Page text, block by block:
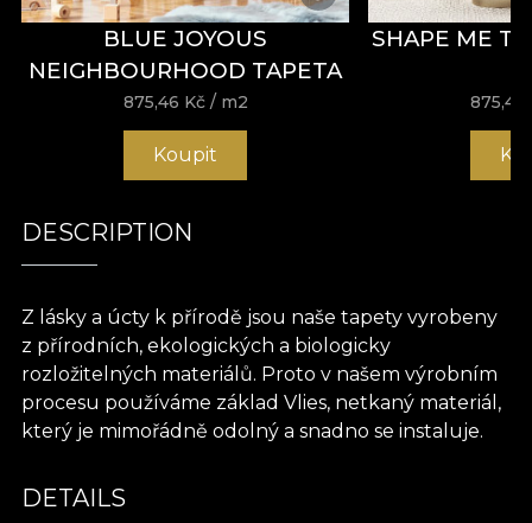
BLUE JOYOUS
NEIGHBOURHOOD TAPETA
875,46 Kč / m2
Koupit
SHAPE ME
875,46
DESCRIPTION
Z lásky a úcty k přírodě jsou naše tapety vyrobeny
z přírodních, ekologických a biologicky
rozložitelných materiálů. Proto v našem výrobním
procesu používáme základ Vlies, netkaný materiál,
který je mimořádně odolný a snadno se instaluje.
DETAILS